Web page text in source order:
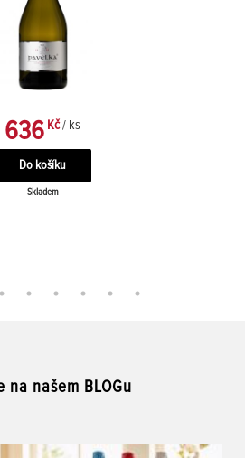
636 Kč / ks
Skladem
na našem BLOGu